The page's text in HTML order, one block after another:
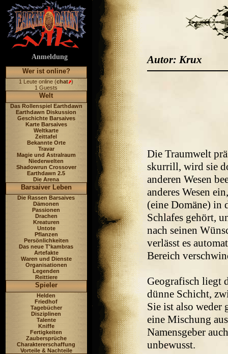
Anmeldung
Wer ist online?
1 Leute online (chat )
1 Guests
Welt
Das Rollenspiel Earthdawn
Earthdawn Diskussion
Geschichte Barsaives
Karte Barsaives
Weltkarte
Zeittafel
Bekannte Orte
Travar
Magie und Astralraum
Niederwelten
Shadowrun Crossover
Earthdawn 2.5
Die Arena
Barsaiver Leben
Die Rassen Barsaives
Dämonen
Passionen
Drachen
Kreaturen
Untote
Pflanzen
Persönlichkeiten
Das neue T'kambras
Artefakte
Waren und Dienste
Organisationen
Legenden
Reittiere
Spieler
Helden
Friedhof
Tagebücher
Disziplinen
Talente
Kniffe
Fertigkeiten
Zaubersprüche
Charaktererschaffung
Vorteile & Nachteile
Autor: Krux
Die Traumwelt
skurrill, wird sie
anderen Wesen
anderes Wesen
(eine Domäne) in
Schlafes gehört,
nach seinen
verlässt es
Bereich
Geografisch liegt
dünne Schicht,
Sie ist also weder
eine Mischung
Namensgeber
unbewusst.